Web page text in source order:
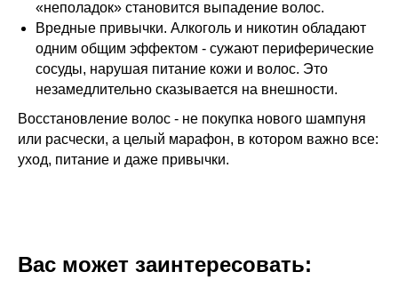
«неполадок» становится выпадение волос.
Вредные привычки. Алкоголь и никотин обладают
одним общим эффектом - сужают периферические
сосуды, нарушая питание кожи и волос. Это
незамедлительно сказывается на внешности.
Восстановление волос - не покупка нового шампуня
или расчески, а целый марафон, в котором важно все:
уход, питание и даже привычки.
Вас может заинтересовать: